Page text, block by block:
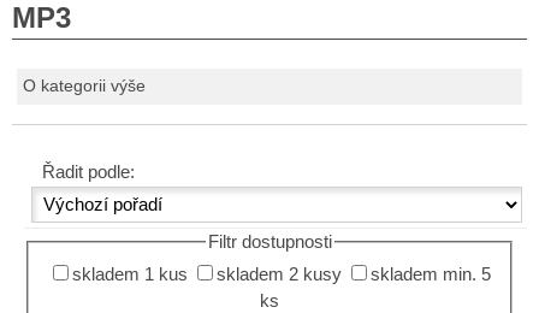
MP3
O kategorii výše
Řadit podle:
Filtr dostupnosti
skladem 1 kus
skladem 2 kusy
skladem min. 5
ks